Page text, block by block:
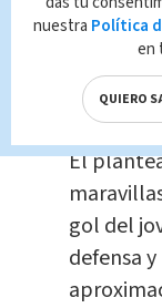
que
a Dier y
para
El
gol del
defensa
nuestra Política
en
QUIERO